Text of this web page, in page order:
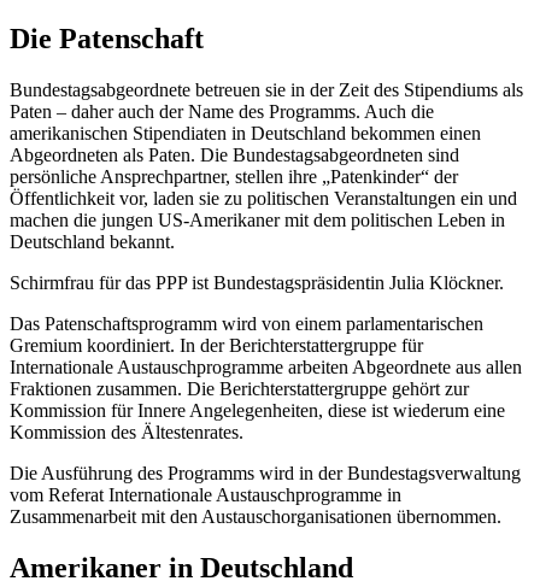
Die Patenschaft
Bundestagsabgeordnete betreuen sie in der Zeit des Stipendiums als
Paten – daher auch der Name des Programms. Auch die
amerikanischen Stipendiaten in Deutschland bekommen einen
Abgeordneten als Paten. Die Bundestagsabgeordneten sind
persönliche Ansprechpartner, stellen ihre „Patenkinder“ der
Öffentlichkeit vor, laden sie zu politischen Veranstaltungen ein und
machen die jungen US-Amerikaner mit dem politischen Leben in
Deutschland bekannt.
Schirmfrau für das PPP ist Bundestagspräsidentin Julia Klöckner.
Das Patenschaftsprogramm wird von einem parlamentarischen
Gremium koordiniert. In der Berichterstattergruppe für
Internationale Austauschprogramme arbeiten Abgeordnete aus allen
Fraktionen zusammen. Die Berichterstattergruppe gehört zur
Kommission für Innere Angelegenheiten, diese ist wiederum eine
Kommission des Ältestenrates.
Die Ausführung des Programms wird in der Bundestagsverwaltung
vom Referat Internationale Austauschprogramme in
Zusammenarbeit mit den Austauschorganisationen übernommen.
Amerikaner in Deutschland